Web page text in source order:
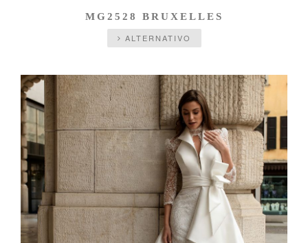
MG2528 BRUXELLES
ALTERNATIVO